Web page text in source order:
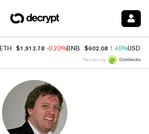
ETH $1,913.78 -0.20%BNB $602.08 1.40%USDC
Price data by